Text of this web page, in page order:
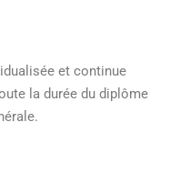
et continue
la durée du diplôme